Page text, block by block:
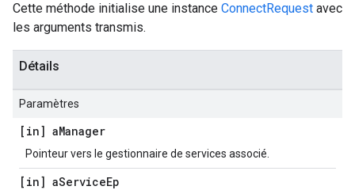
Cette méthode initialise une instance ConnectRequest avec
les arguments transmis.
Détails
Paramètres
[in] aManager
Pointeur vers le gestionnaire de services associé.
[in] aServiceEp